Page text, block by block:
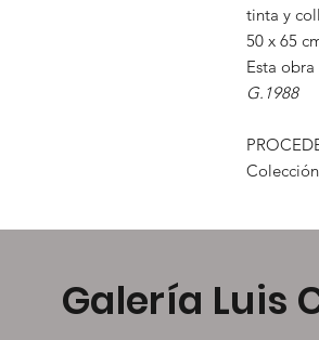
tinta y
50 x 65
Esta
G.1988
Galería Luis